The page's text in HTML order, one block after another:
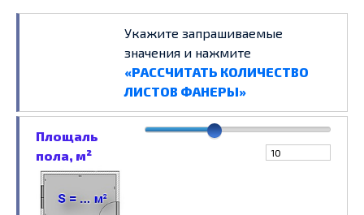
Укажите запрашиваемые
значения и нажмите
«РАССЧИТАТЬ КОЛИЧЕСТВО
ЛИСТОВ ФАНЕРЫ»
Площаль
пола, м²